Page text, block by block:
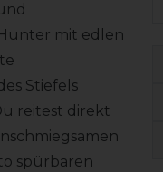
mit edlen
Stiefels
reitest direkt
spürbaren